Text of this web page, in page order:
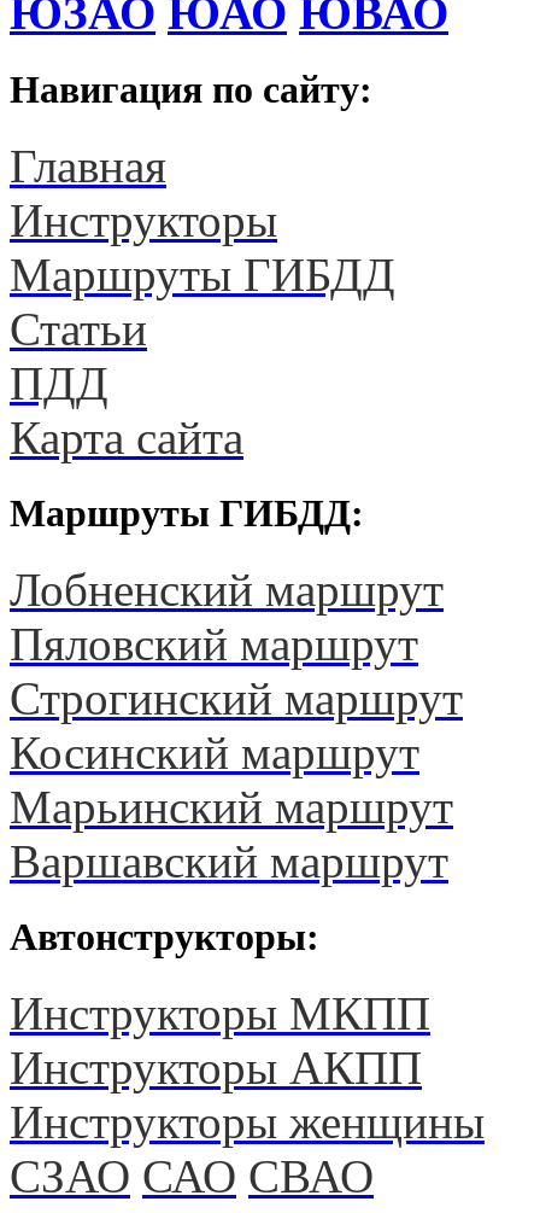
ЮЗАО ЮАО ЮВАО
Навигация по сайту:
Главная
Инструкторы
Маршруты ГИБДД
Статьи
ПДД
Карта сайта
Маршруты ГИБДД:
Лобненский маршрут
Пяловский маршрут
Строгинский маршрут
Косинский маршрут
Марьинский маршрут
Варшавский маршрут
Автонструкторы:
Инструкторы МКПП
Инструкторы АКПП
Инструкторы женщины
СЗАО САО СВАО